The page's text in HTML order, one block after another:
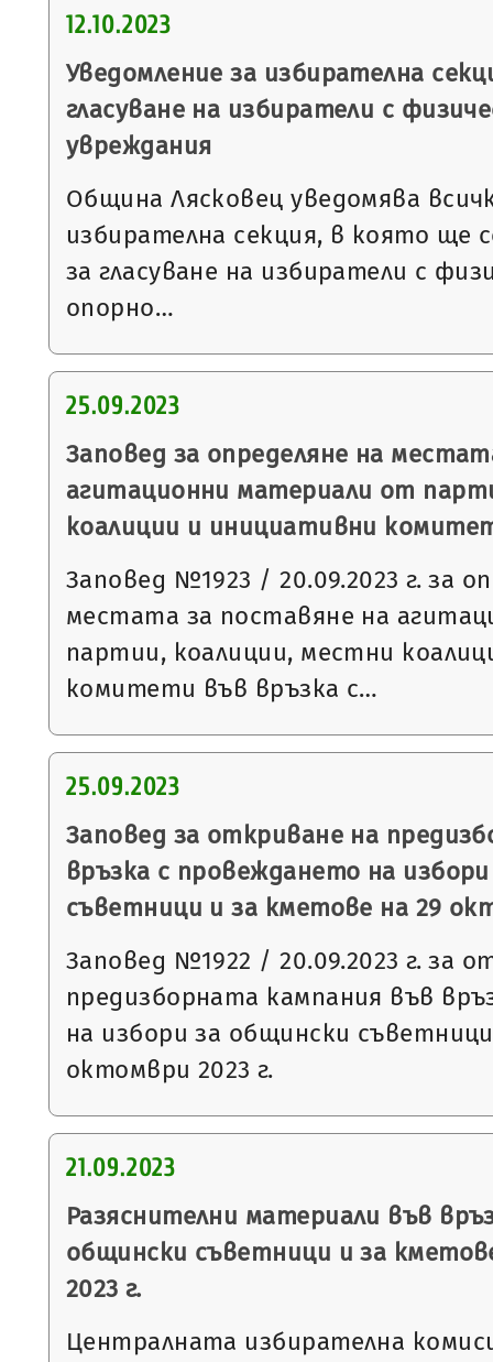
12.10.2023
Уведомление за избирателна
гласуване на избиратели с
увреждания
Община Лясковец уведомява
избирателна секция, в която ще
за гласуване на избиратели с
опорно…
25.09.2023
Заповед за определяне на
агитационни материали от
коалиции и инициативни
Заповед №1923 / 20.09.2023 г. за
местата за поставяне на
партии, коалиции, местни
комитети във връзка с…
25.09.2023
Заповед за откриване на
връзка с провеждането на
съветници и за кметове на 29
Заповед №1922 / 20.09.2023 г. за
предизборната кампания във
на избори за общински
октомври 2023 г.
21.09.2023
Разяснителни материали във
общински съветници и за
2023 г.
Централната избирателна